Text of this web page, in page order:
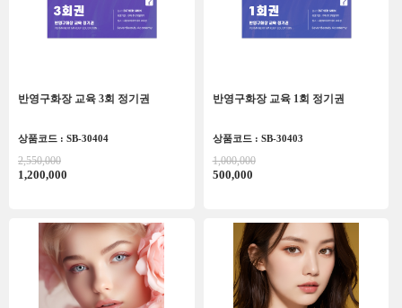
반영구화장 교육 3회 정기권
상품코드 : SB-30404
2,550,000
1,200,000
반영구화장 교육 1회 정기권
상품코드 : SB-30403
1,000,000
500,000